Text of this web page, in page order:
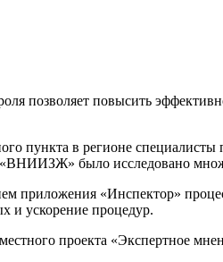
позволяет повысить
пункта в регионе специалисты
было исследовано
приложения «Инспектор»
и ускорение процедур.
проекта «Экспертное